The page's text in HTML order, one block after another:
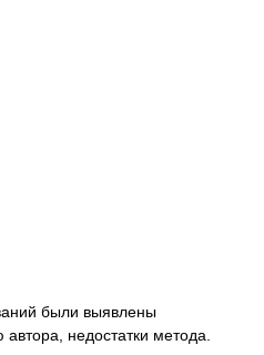
были выявлены
недостатки метода.